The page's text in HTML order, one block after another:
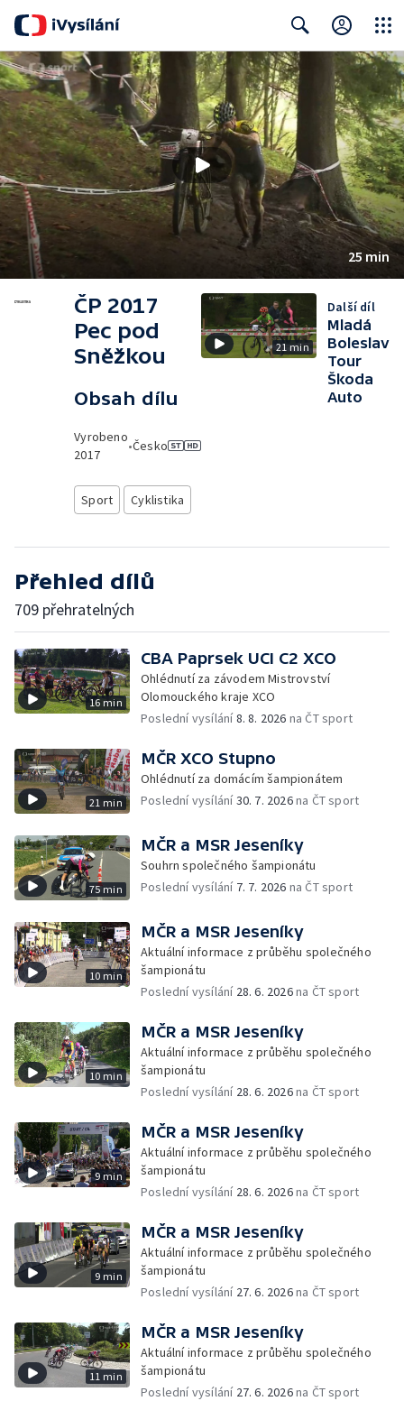
Search Close
25 min
ČP 2017
Pec pod
Sněžkou
Obsah dílu
Vyrobeno
2017
•Česko
Sport Cyklistika
21 min
Další díl
Mladá
Boleslav
Tour
Škoda
Auto
Přehled dílů
709 přehratelných
16 min
CBA Paprsek UCI C2 XCO
Ohlédnutí za závodem Mistrovství
Olomouckého kraje XCO
Poslední vysílání8. 8. 2026 na ČT sport
21 min
MČR XCO Stupno
Ohlédnutí za domácím šampionátem
Poslední vysílání30. 7. 2026na ČT sport
75 min
MČR a MSR Jeseníky
Souhrn společného šampionátu
Poslední vysílání 7. 7. 2026 na ČT sport
10 min
MČR a MSR Jeseníky
Aktuální informace z průběhu společného
šampionátu
Poslední vysílání 28. 6. 2026na ČT sport
10 min
MČR a MSR Jeseníky
Aktuální informace z průběhu společného
šampionátu
Poslední vysílání 28. 6. 2026na ČT sport
9 min
MČR a MSR Jeseníky
Aktuální informace z průběhu společného
šampionátu
Poslední vysílání 28. 6. 2026na ČT sport
9 min
MČR a MSR Jeseníky
Aktuální informace z průběhu společného
šampionátu
Poslední vysílání 27. 6. 2026na ČT sport
11 min
MČR a MSR Jeseníky
Aktuální informace z průběhu společného
šampionátu
Poslední vysílání 27. 6. 2026na ČT sport